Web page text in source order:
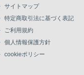
サイトマップ
特定商取引法に基づく表記
ご利用規約
個人情報保護方針
cookieポリシー